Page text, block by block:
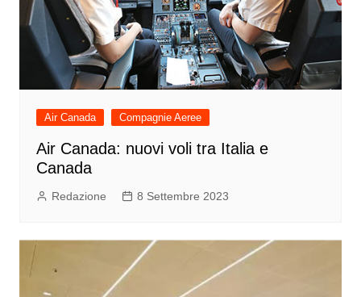
Air Canada Compagnie Aeree
Air Canada: nuovi voli tra Italia e
Canada
Redazione 8 Settembre 2023